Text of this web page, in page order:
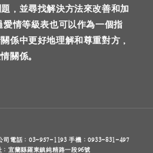
，並尋找解決方法來改善和加
愛情等級表也可以作為一個指
係中更好地理解和尊重對方，
關係。
電話：03-957-1193 手機：0933-831-497
宜蘭縣羅東鎮純精路一段96號